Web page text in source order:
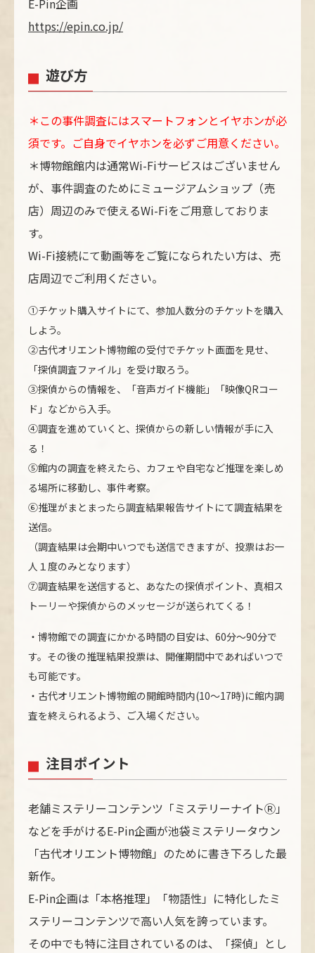
E-Pin企画
https://epin.co.jp/
遊び方
＊この事件調査にはスマートフォンとイヤホンが必
須です。ご自身でイヤホンを必ずご用意ください。
＊博物館館内は通常Wi-Fiサービスはございません
が、事件調査のためにミュージアムショップ（売
店）周辺のみで使えるWi-Fiをご用意しておりま
す。
Wi-Fi接続にて動画等をご覧になられたい方は、売
店周辺でご利用ください。
①チケット購入サイトにて、参加人数分のチケットを購入
しよう。
②古代オリエント博物館の受付でチケット画面を見せ、
「探偵調査ファイル」を受け取ろう。
③探偵からの情報を、「音声ガイド機能」「映像QRコー
ド」などから入手。
④調査を進めていくと、探偵からの新しい情報が手に入
る！
⑤館内の調査を終えたら、カフェや自宅など推理を楽しめ
る場所に移動し、事件考察。
⑥推理がまとまったら調査結果報告サイトにて調査結果を
送信。
（調査結果は会期中いつでも送信できますが、投票はお一
人１度のみとなります）
⑦調査結果を送信すると、あなたの探偵ポイント、真相ス
トーリーや探偵からのメッセージが送られてくる！
・博物館での調査にかかる時間の目安は、60分〜90分で
す。その後の推理結果投票は、開催期間中であればいつで
も可能です。
・古代オリエント博物館の開館時間内(10～17時)に館内調
査を終えられるよう、ご入場ください。
注目ポイント
老舗ミステリーコンテンツ「ミステリーナイトⓇ」
などを手がけるE-Pin企画が池袋ミステリータウン
「古代オリエント博物館」のために書き下ろした最
新作。
E-Pin企画は「本格推理」「物語性」に特化したミ
ステリーコンテンツで高い人気を誇っています。
その中でも特に注目されているのは、「探偵」とし